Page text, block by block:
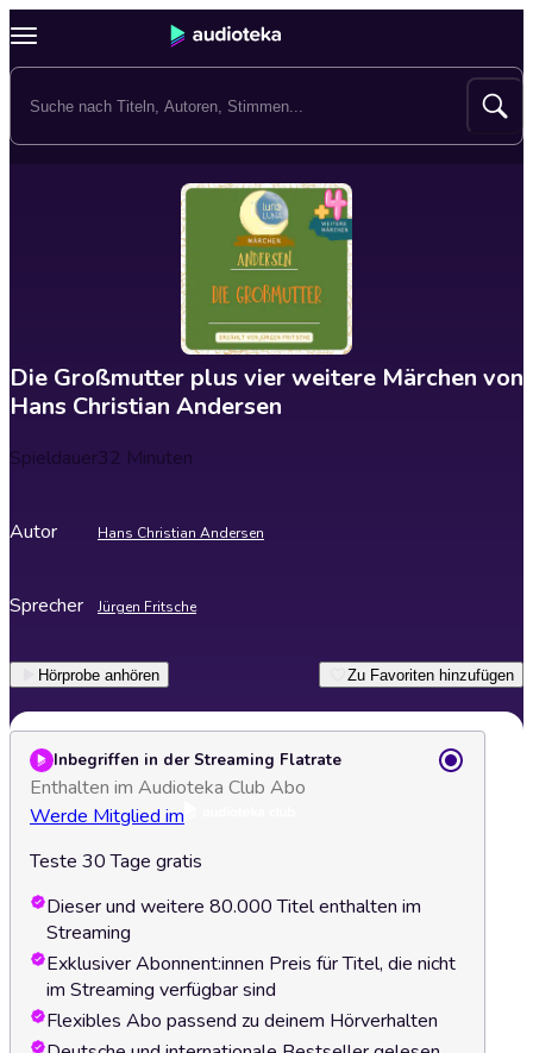
Die Großmutter plus vier weitere Märchen von
Hans Christian Andersen
Spieldauer32 Minuten
Autor Hans Christian Andersen
Sprecher Jürgen Fritsche
Hörprobe anhören Zu Favoriten hinzufügen
Inbegriffen in der Streaming Flatrate
Enthalten im Audioteka Club Abo
Werde Mitglied im
Teste 30 Tage gratis
Dieser und weitere 80.000 Titel enthalten im
Streaming
Exklusiver Abonnent:innen Preis für Titel, die nicht
im Streaming verfügbar sind
Flexibles Abo passend zu deinem Hörverhalten